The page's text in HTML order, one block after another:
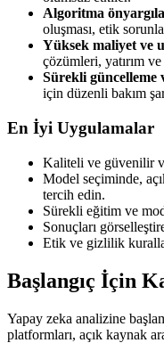
Algoritma
oluşması, etik
Yüksek maliyet ve
çözümleri, yatırım
Sürekli güncelleme
için düzenli bakım
En İyi Uygulamalar
Kaliteli ve güvenilir
Model seçiminde,
tercih edin.
Sürekli eğitim ve
Sonuçları
Etik ve gizlilik
Başlangıç İçin
Yapay zeka analizine
platformları, açık kaynak